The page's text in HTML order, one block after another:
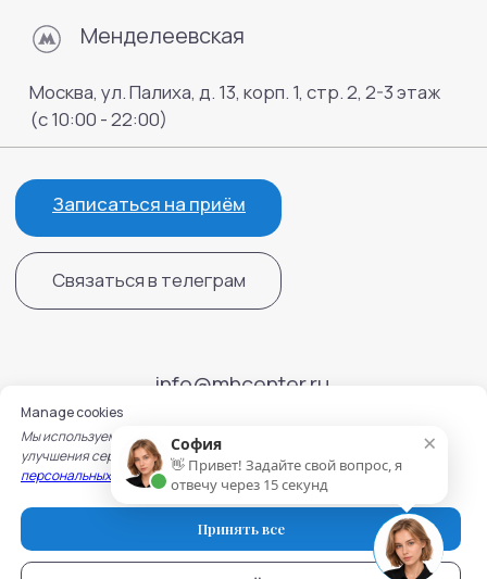
Manage cookies
Мы используем cookie для работы сайта, записи на услуги и
улучшения сервисов. Подробнее — вПолитике обработки
персональных данныхи Политике использования cookie.
Принять все
×
София
👋 Привет! Задайте свой вопрос, я
отвечу через 15 секунд